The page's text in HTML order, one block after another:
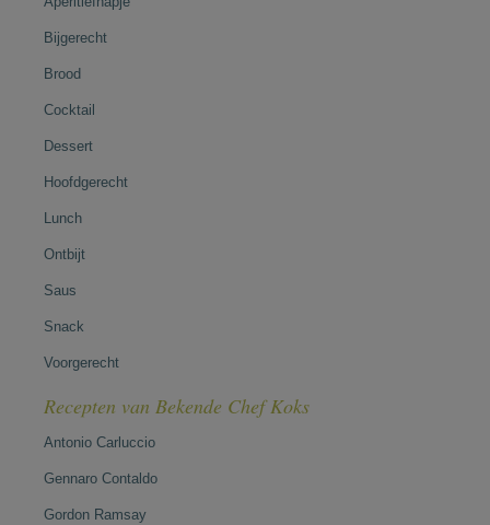
Bijgerecht
Brood
Cocktail
Dessert
Hoofdgerecht
Lunch
Ontbijt
Saus
Snack
Voorgerecht
Recepten van Bekende Chef Koks
Antonio Carluccio
Gennaro Contaldo
Gordon Ramsay